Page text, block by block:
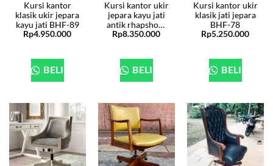
Kursi kantor
klasik ukir jepara
kayu jati BHF-89
Rp4.950.000
BELI
Kursi kantor ukir
jepara kayu jati
antik rhapshodi
BHF-79
Rp8.350.000
BELI
Kursi kantor ukir
klasik jati jepara
BHF-78
Rp5.250.000
BELI